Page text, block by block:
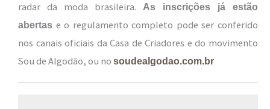
radar da moda brasileira.
As inscrições já estão
abertas e o regulamento completo pode ser conferido
nos canais oficiais da Casa de Criadores e do movimento
Sou de Algodão, ou no soudealgodao.com.br